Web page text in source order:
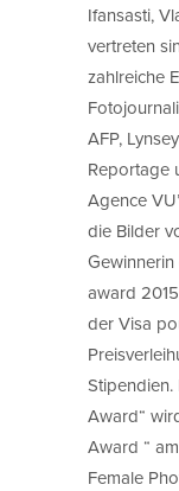
Ifansasti,
vertreten
zahlreiche
AFP,
Reportage
Agence
die Bilder
Gewinnerin
award
der Visa
Stipendien.
Award“
Award “
Female